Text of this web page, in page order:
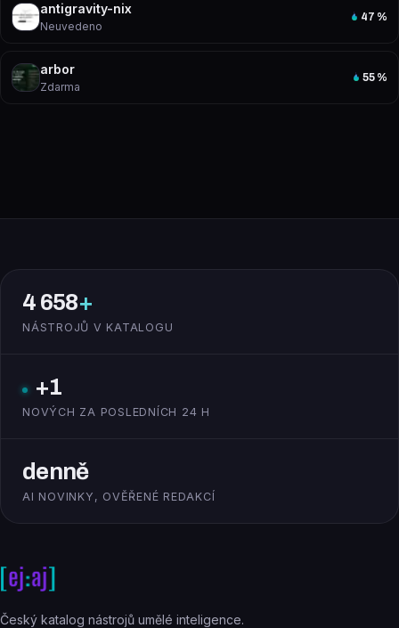
antigravity-nix
Neuvedeno
47 %
arbor
Zdarma
55 %
4 658+
NÁSTROJŮ V KATALOGU
+1
NOVÝCH ZA POSLEDNÍCH 24 H
denně
AI NOVINKY, OVĚŘENÉ REDAKCÍ
Český katalog nástrojů umělé inteligence.